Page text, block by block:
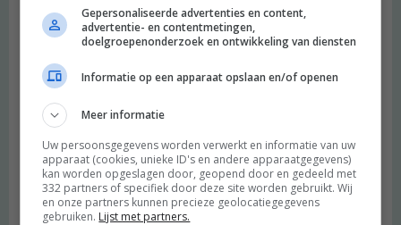
Gepersonaliseerde advertenties en content,
advertentie- en contentmetingen,
doelgroepenonderzoek en ontwikkeling van diensten
Informatie op een apparaat opslaan en/of openen
Meer informatie
Uw persoonsgegevens worden verwerkt en informatie van uw
apparaat (cookies, unieke ID's en andere apparaatgegevens)
kan worden opgeslagen door, geopend door en gedeeld met
332 partners of specifiek door deze site worden gebruikt. Wij
en onze partners kunnen precieze geolocatiegegevens
gebruiken. Lijst met partners.